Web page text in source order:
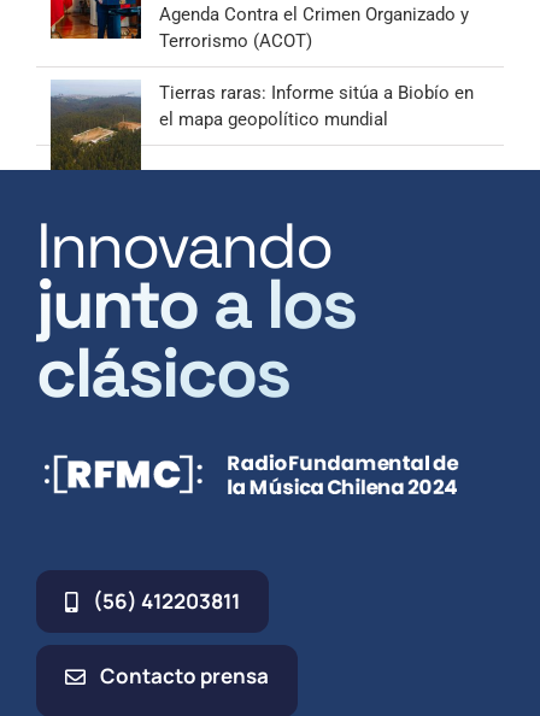
Agenda Contra el Crimen Organizado y
Terrorismo (ACOT)
Tierras raras: Informe sitúa a Biobío en
el mapa geopolítico mundial
Innovando
junto a los
clásicos
(56) 412203811
Contacto prensa